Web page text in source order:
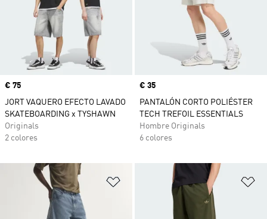
Precio
€ 75
JORT VAQUERO EFECTO LAVADO
SKATEBOARDING x TYSHAWN
Originals
2 colores
Precio
€ 35
PANTALÓN CORTO POLIÉSTER
TECH TREFOIL ESSENTIALS
Hombre Originals
6 colores
Añadir a la lista de deseos